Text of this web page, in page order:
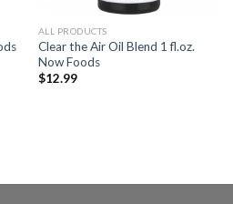
ALL PRODUCTS
Clear the Air Oil Blend 1 fl.oz.
Now Foods
$12.99